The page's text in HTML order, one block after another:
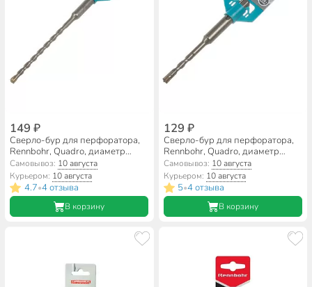
149 ₽
Сверло-бур для перфоратора,
Rennbohr, Quadro, диаметр
6х160 мм, SDS-Plus, 510616
Самовывоз: 10 августа
Курьером: 10 августа
4.7•4 отзыва
В корзину
129 ₽
Сверло-бур для перфоратора,
Rennbohr, Quadro, диаметр
6х110 мм, SDS-Plus, 510611
Самовывоз: 10 августа
Курьером: 10 августа
5•4 отзыва
В корзину